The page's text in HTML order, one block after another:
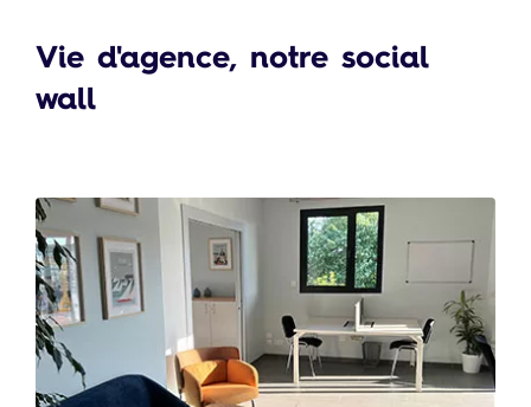
Vie d'agence, notre social
wall